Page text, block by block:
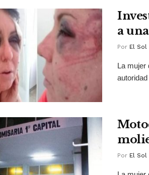
a
Por El Sol
La mujer
Por El Sol